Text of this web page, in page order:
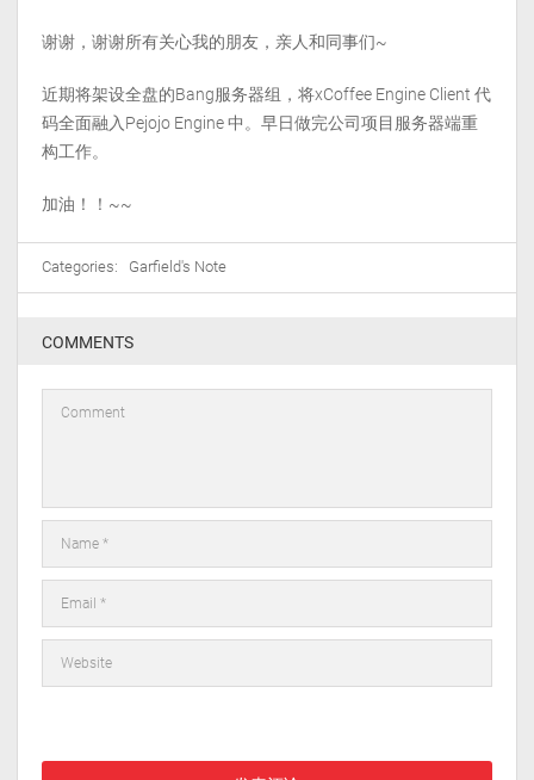
谢谢，谢谢所有关心我的朋友，亲人和同事们~
近期将架设全盘的Bang服务器组，将xCoffee Engine Client 代
码全面融入Pejojo Engine 中。早日做完公司项目服务器端重
构工作。
加油！！~~
Categories: Garfield's Note
COMMENTS